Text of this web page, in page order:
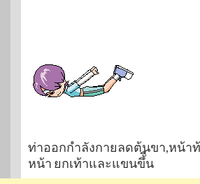
ท่าออกกำลังกายลดต้นขา,หน้า
หน้า ยกเท้าและแขนขึ้ืน